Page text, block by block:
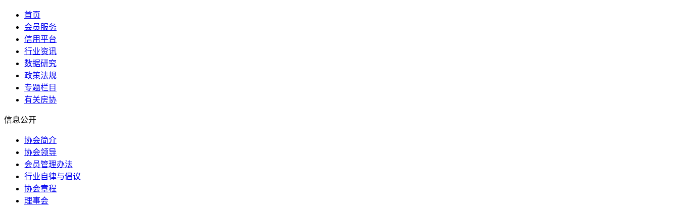
首页
会员服务
信用平台
行业资讯
数据研究
政策法规
专题栏目
有关房协
信息公开
协会简介
协会领导
会员管理办法
行业自律与倡议
协会章程
理事会